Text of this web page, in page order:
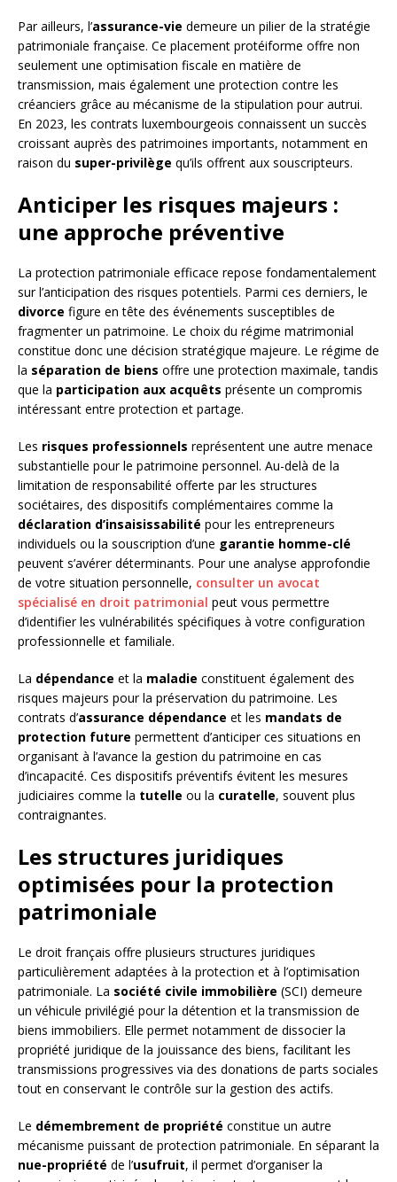
Par ailleurs, l’assurance-vie demeure un pilier de la stratégie
patrimoniale française. Ce placement protéiforme offre non
seulement une optimisation fiscale en matière de
transmission, mais également une protection contre les
créanciers grâce au mécanisme de la stipulation pour autrui.
En 2023, les contrats luxembourgeois connaissent un succès
croissant auprès des patrimoines importants, notamment en
raison du super-privilège qu’ils offrent aux souscripteurs.
Anticiper les risques majeurs :
une approche préventive
La protection patrimoniale efficace repose fondamentalement
sur l’anticipation des risques potentiels. Parmi ces derniers, le
divorce figure en tête des événements susceptibles de
fragmenter un patrimoine. Le choix du régime matrimonial
constitue donc une décision stratégique majeure. Le régime de
la séparation de biens offre une protection maximale, tandis
que la participation aux acquêts présente un compromis
intéressant entre protection et partage.
Les risques professionnels représentent une autre menace
substantielle pour le patrimoine personnel. Au-delà de la
limitation de responsabilité offerte par les structures
sociétaires, des dispositifs complémentaires comme la
déclaration d’insaisissabilité pour les entrepreneurs
individuels ou la souscription d’une garantie homme-clé
peuvent s’avérer déterminants. Pour une analyse approfondie
de votre situation personnelle, consulter un avocat
spécialisé en droit patrimonial peut vous permettre
d’identifier les vulnérabilités spécifiques à votre configuration
professionnelle et familiale.
La dépendance et la maladie constituent également des
risques majeurs pour la préservation du patrimoine. Les
contrats d’assurance dépendance et les mandats de
protection future permettent d’anticiper ces situations en
organisant à l’avance la gestion du patrimoine en cas
d’incapacité. Ces dispositifs préventifs évitent les mesures
judiciaires comme la tutelle ou la curatelle, souvent plus
contraignantes.
Les structures juridiques
optimisées pour la protection
patrimoniale
Le droit français offre plusieurs structures juridiques
particulièrement adaptées à la protection et à l’optimisation
patrimoniale. La société civile immobilière (SCI) demeure
un véhicule privilégié pour la détention et la transmission de
biens immobiliers. Elle permet notamment de dissocier la
propriété juridique de la jouissance des biens, facilitant les
transmissions progressives via des donations de parts sociales
tout en conservant le contrôle sur la gestion des actifs.
Le démembrement de propriété constitue un autre
mécanisme puissant de protection patrimoniale. En séparant la
nue-propriété de l’usufruit, il permet d’organiser la